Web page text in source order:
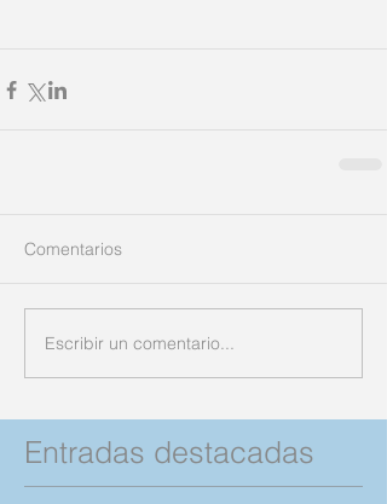
Comentarios
Escribir un comentario...
Entradas destacadas